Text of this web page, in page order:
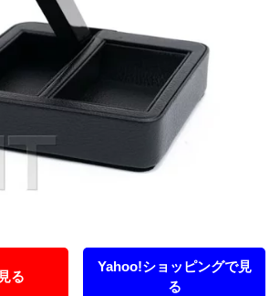
る
Yahoo!ショッピングで見
る